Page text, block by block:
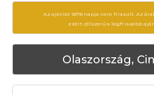
Az ajánlat 1878 napja nem frissült. Az
ezért célszerű a legfrissebb
Olaszország,